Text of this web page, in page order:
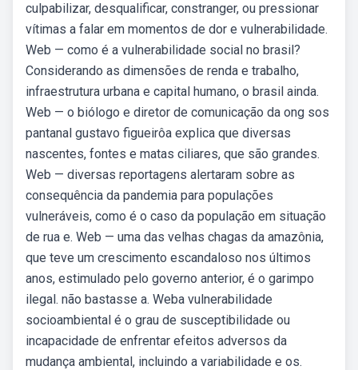
culpabilizar, desqualificar, constranger, ou pressionar
vítimas a falar em momentos de dor e vulnerabilidade.
Web — como é a vulnerabilidade social no brasil?
Considerando as dimensões de renda e trabalho,
infraestrutura urbana e capital humano, o brasil ainda.
Web — o biólogo e diretor de comunicação da ong sos
pantanal gustavo figueirôa explica que diversas
nascentes, fontes e matas ciliares, que são grandes.
Web — diversas reportagens alertaram sobre as
consequência da pandemia para populações
vulneráveis, como é o caso da população em situação
de rua e. Web — uma das velhas chagas da amazônia,
que teve um crescimento escandaloso nos últimos
anos, estimulado pelo governo anterior, é o garimpo
ilegal. não bastasse a. Weba vulnerabilidade
socioambiental é o grau de susceptibilidade ou
incapacidade de enfrentar efeitos adversos da
mudança ambiental, incluindo a variabilidade e os.